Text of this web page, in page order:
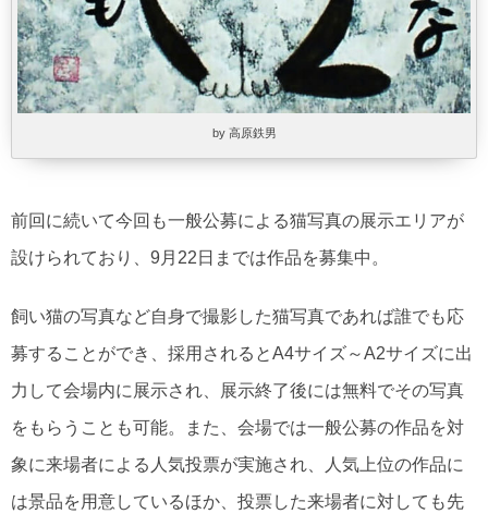
by 高原鉄男
前回に続いて今回も一般公募による猫写真の展示エリアが
設けられており、9月22日までは作品を募集中。
飼い猫の写真など自身で撮影した猫写真であれば誰でも応
募することができ、採用されるとA4サイズ～A2サイズに出
力して会場内に展示され、展示終了後には無料でその写真
をもらうことも可能。また、会場では一般公募の作品を対
象に来場者による人気投票が実施され、人気上位の作品に
は景品を用意しているほか、投票した来場者に対しても先